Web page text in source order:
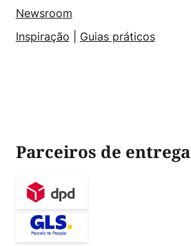
Newsroom
Inspiração
Guias práticos
Parceiros de entrega